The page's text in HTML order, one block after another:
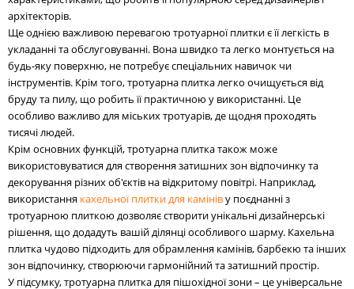
архітекторів.
Ще однією важливою перевагою тротуарної плитки є її легкість в
укладанні та обслуговуванні. Вона швидко та легко монтується на
будь-яку поверхню, не потребує спеціальних навичок чи
інструментів. Крім того, тротуарна плитка легко очищується від
бруду та пилу, що робить її практичною у використанні. Це
особливо важливо для міських тротуарів, де щодня проходять
тисячі людей.
Крім основних функцій, тротуарна плитка також може
використовуватися для створення затишних зон відпочинку та
декорування різних об'єктів на відкритому повітрі. Наприклад,
використання кахельної плитки для камініву поєднанні з
тротуарною плиткою дозволяє створити унікальні дизайнерські
рішення, що додадуть вашій ділянці особливого шарму. Кахельна
плитка чудово підходить для обрамлення камінів, барбекю та інших
зон відпочинку, створюючи гармонійний та затишний простір.
У підсумку, тротуарна плитка для пішохідної зони – це універсальне